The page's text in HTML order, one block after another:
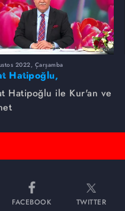
2022, Çarşamba
Hatipoğlu,
Efendimizin
nasihatlarını
Hatipoğlu ile Kur'an ve
FACEBOOK TWITTER